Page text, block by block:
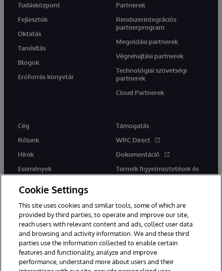
Tudásközpont
Fejlesztők
Oktatás
Tanúsítás
Blogok
Erőforrás könyvtár
Partnerek
Rendszerintegrációs
partnerprogram
Megoldási partnerek
Végrehajtási partnerek
Technológiai szövetségi
partnerek
Cloud Partnerek
Cég
Rólunk
Hírek
Események
Támogatás
WRC Direct
Dokumentáció
Termék figyelmeztetések és
tanácsok
Ez a weboldal gépi fordítást használ. Bármilyen fordítási konfliktus
esetén az oldal angol nyelvű változata élvez elsőbbséget.
© 1996-2026 InterSystems Corporation, Boston, MA. Minden jog
Cookie Settings
This site uses cookies and similar tools, some of which are
provided by third parties, to operate and improve our site,
reach users with relevant content and ads, collect user data
and browsing and activity information. We and these third
parties use the information collected to enable certain
features and functionality, analyze and improve
performance, understand more about users and their